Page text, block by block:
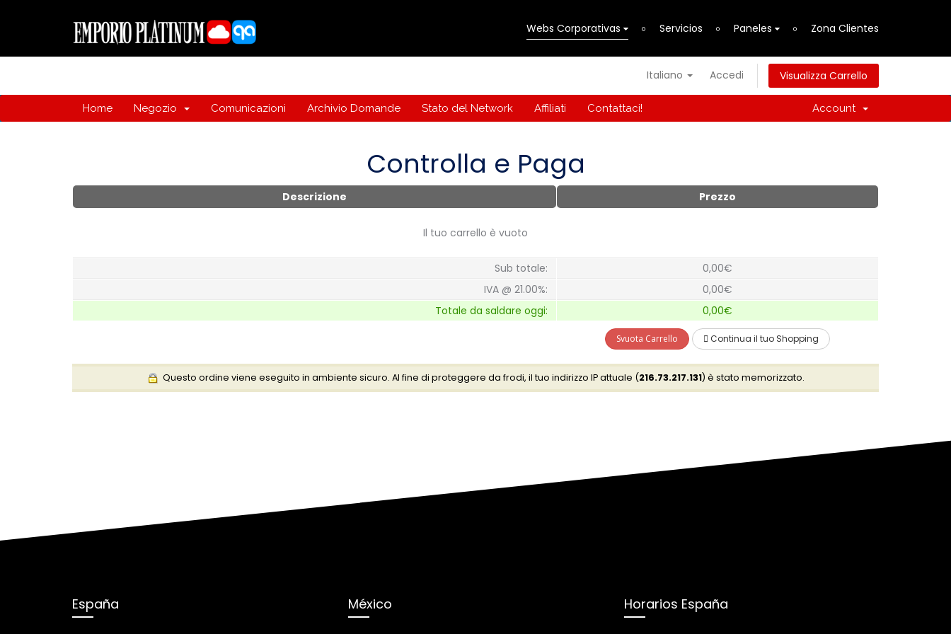
Webs Corporativas Servicios Paneles Zona Clientes
Italiano Accedi Visualizza Carrello
Home Negozio Comunicazioni Archivio Domande Stato del Network Affiliati Contattaci! Account
Controlla e Paga
Descrizione Prezzo
Il tuo carrello è vuoto
Sub totale:
0,00€
IVA @ 21.00%:
0,00€
Totale da saldare oggi:
0,00€
Svuota Carrello Continua il tuo Shopping
Questo ordine viene eseguito in ambiente sicuro. Al fine di proteggere da frodi, il tuo indirizzo IP attuale (216.73.217.131) è stato memorizzato.
España México Horarios España